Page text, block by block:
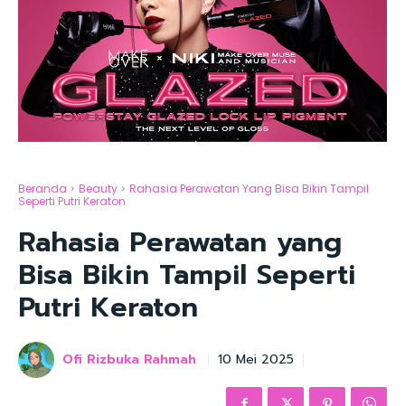
Beranda Beauty
Rahasia Perawatan Yang Bisa Bikin Tampil
Seperti Putri Keraton
Rahasia Perawatan yang
Bisa Bikin Tampil Seperti
Putri Keraton
Ofi Rizbuka Rahmah 10 Mei 2025